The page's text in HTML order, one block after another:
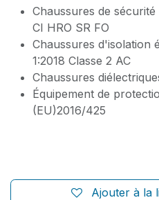
Chaussures de
CI HRO SR FO
Chaussures d'isolation
1:2018 Classe 2 AC
Chaussures
Équipement de
(EU)2016/425
Ajouter à la